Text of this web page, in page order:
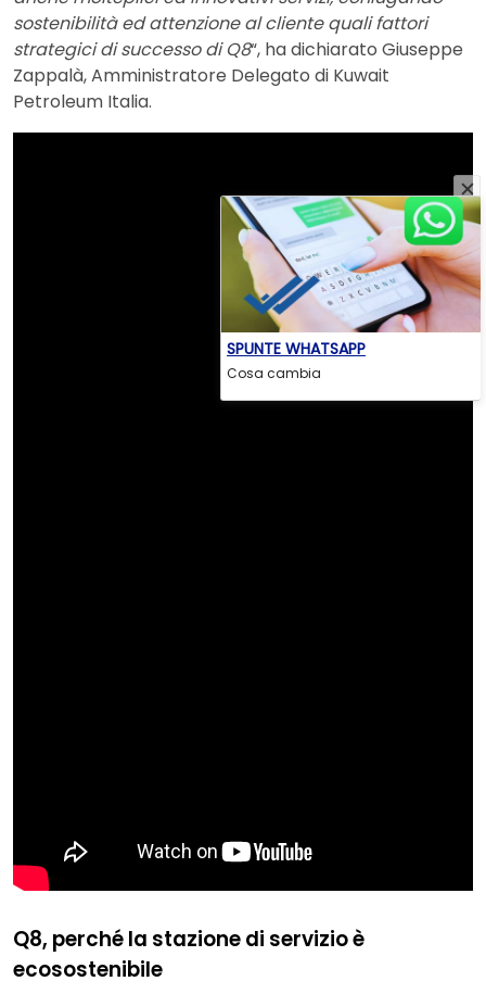
sostenibilità ed attenzione al cliente quali fattori
strategici di successo di Q8“, ha dichiarato Giuseppe
Zappalà, Amministratore Delegato di Kuwait
Petroleum Italia.
Q8, perché la stazione di servizio è
ecosostenibile
SPUNTE WHATSAPP
Cosa cambia